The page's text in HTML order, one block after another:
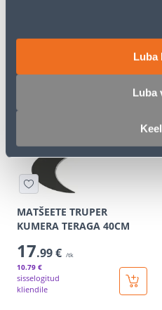
Luba
Luba
13
MATŠEETE TRUPER
KUMERA TERAGA 40CM
17.99 € /tk
10.79 €
sisselogitud
kliendile